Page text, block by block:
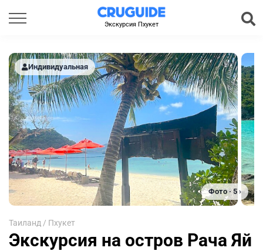
Экскурсия Пхукет
Индивидуальная
Фото · 5 ›
Таиланд / Пхукет
Экскурсия на остров Рача Яй